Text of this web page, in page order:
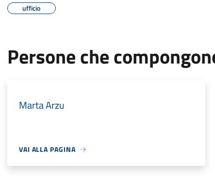
ufficio
Persone che
Marta Arzu
VAI ALLA PAGINA